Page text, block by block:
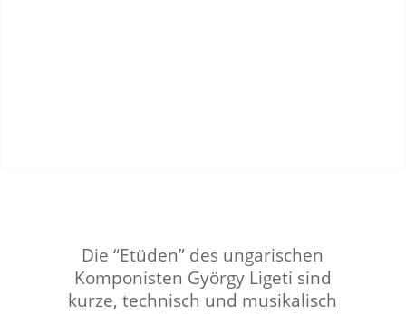
Die “Etüden” des ungarischen
Komponisten György Ligeti sind
kurze, technisch und musikalisch